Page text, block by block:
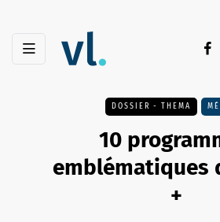
DOSSIER - THEMA
10
emblématiques
+